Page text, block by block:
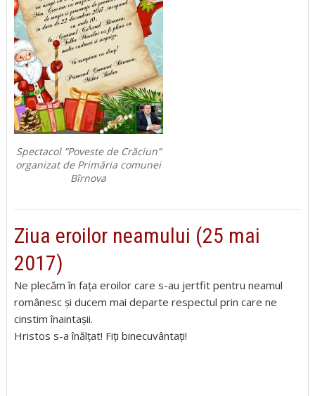
Spectacol ”Poveste de Crăciun”
organizat de Primăria comunei
Bîrnova
Ziua eroilor neamului (25 mai
2017)
Ne plecăm în fața eroilor care s-au jertfit pentru neamul
românesc și ducem mai departe respectul prin care ne
cinstim înaintașii.
Hristos s-a înălțat! Fiți binecuvântați!